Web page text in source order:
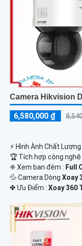
Camera Hikvision
6,580,000 ₫
️⚡ Hình Ành Chất Lượng
🏆 Tích hợp công nghệ
❈ Xem ban đêm : Full
💦 Camera Dòng Xoay
️✤ Ưu Điểm : Xoay 360